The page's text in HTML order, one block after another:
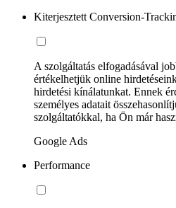
Kiterjesztett Conversion-
A szolgáltatás elfogadásával
értékelhetjük online
hirdetési kínálatunkat. Ennek
személyes adatait
szolgáltatókkal, ha Ön már
Google Ads
Performance